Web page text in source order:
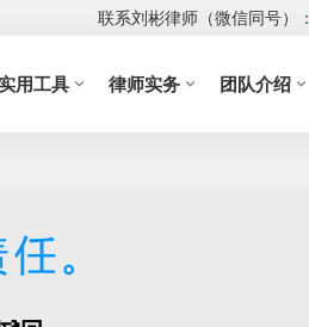
联系刘彬律师（微信同号）：
用工具 律师实务 团队介绍